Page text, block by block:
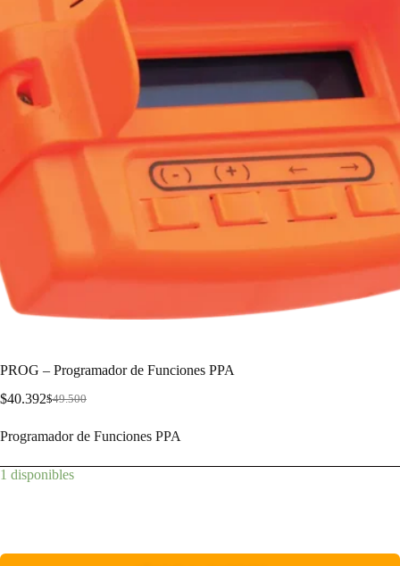
PROG – Programador de Funciones PPA
$49.500
$40.392
Programador de Funciones PPA
1 disponibles